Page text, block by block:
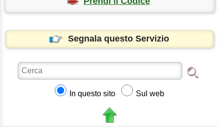
Segnala questo Servizio
In questo sito Sul web